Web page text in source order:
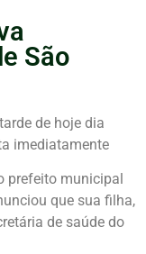
São
de hoje dia
imediatamente
prefeito municipal
que sua filha,
de saúde do